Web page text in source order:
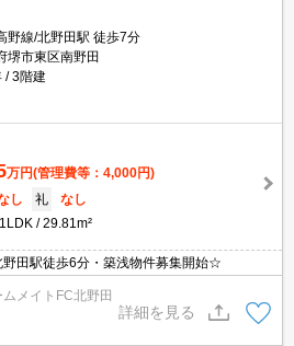
野線/北野田駅 徒歩7分
堺市東区南野田
3階建
万円(管理費等：4,000円)
し 礼
なし
1LDK 29.81m²
野田駅徒歩6分・築浅物件募集開始☆
メイトFC北野田
詳細を見る